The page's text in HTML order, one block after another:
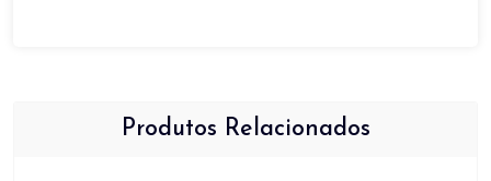
Produtos Relacionados